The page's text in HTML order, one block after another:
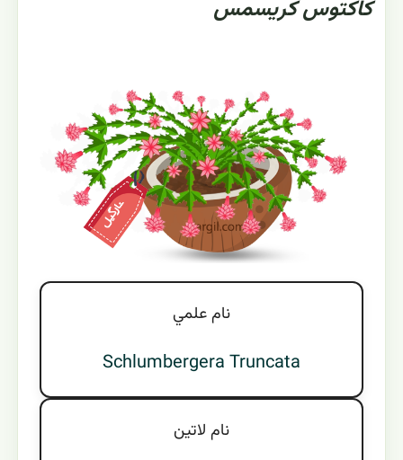
کاکتوس کریسمس
نام علمي
Schlumbergera Truncata
نام لاتين